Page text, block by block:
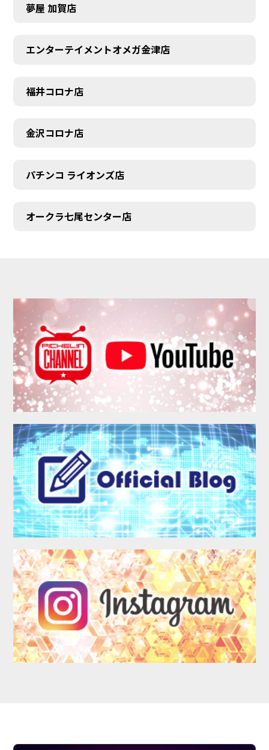
夢屋 加賀店
エンターテイメントオメガ金津店
福井コロナ店
金沢コロナ店
パチンコ ライオンズ店
オークラ七尾センター店